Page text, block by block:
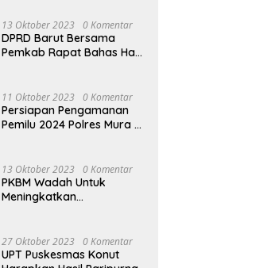
13 Oktober 2023 0 Komentar
DPRD Barut Bersama
Pemkab Rapat Bahas Hasil
Perubahan 2023
11 Oktober 2023 0 Komentar
Persiapan Pengamanan
Pemilu 2024 Polres Mura
13 Oktober 2023 0 Komentar
PKBM Wadah Untuk
Meningkatkan
Dalam Bidang Ekonomi
27 Oktober 2023 0 Komentar
UPT Puskesmas Konut